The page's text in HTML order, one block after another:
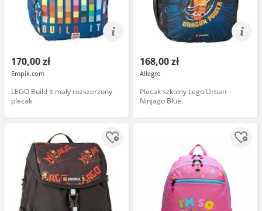
170,00 zł
Empik.com
LEGO Build It mały rozszerzony
plecak
168,00 zł
Allegro
Plecak szkolny Lego Urban
Ninjago Blue